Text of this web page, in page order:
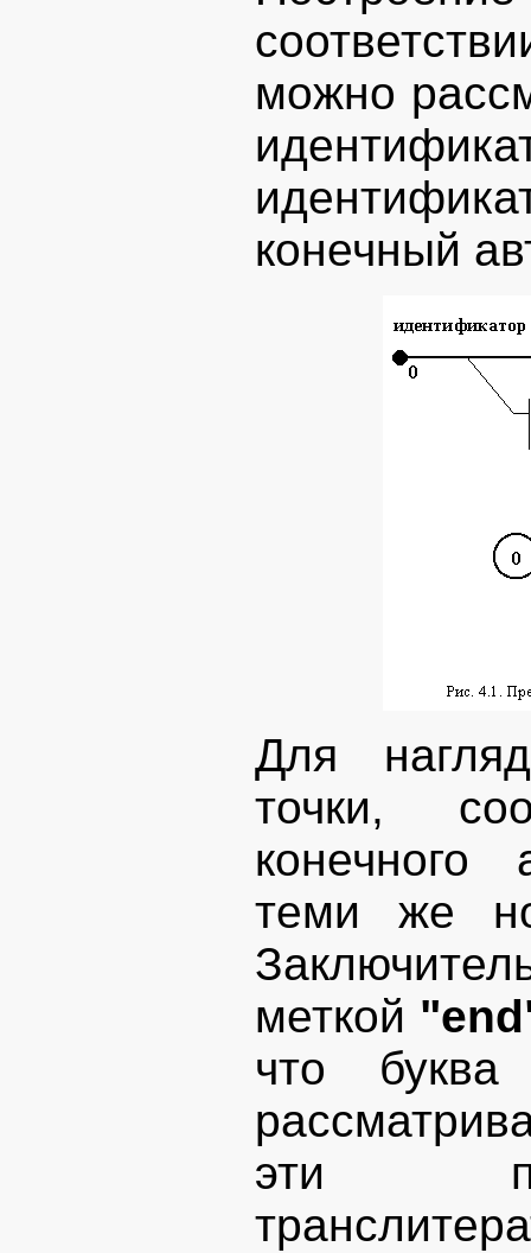
можно
конечный
Для
точки,
конечного
теми же
меткой
что
эти